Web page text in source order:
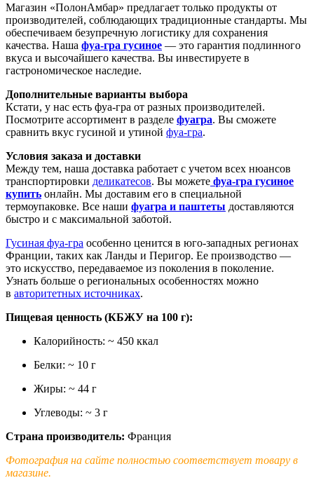
Магазин «ПолонАмбар» предлагает только продукты от
производителей, соблюдающих традиционные стандарты. Мы
обеспечиваем безупречную логистику для сохранения
качества. Наша фуа-гра гусиное — это гарантия подлинного
вкуса и высочайшего качества. Вы инвестируете в
гастрономическое наследие.
Дополнительные варианты выбора
Кстати, у нас есть фуа-гра от разных производителей.
Посмотрите ассортимент в разделе фуагра. Вы сможете
сравнить вкус гусиной и утиной фуа-гра.
Условия заказа и доставки
Между тем, наша доставка работает с учетом всех нюансов
транспортировки деликатесов. Вы можете фуа-гра гусиное
купить онлайн. Мы доставим его в специальной
термоупаковке. Все наши фуагра и паштеты доставляются
быстро и с максимальной заботой.
Гусиная фуа-гра особенно ценится в юго-западных регионах
Франции, таких как Ланды и Перигор. Ее производство —
это искусство, передаваемое из поколения в поколение.
Узнать больше о региональных особенностях можно
в авторитетных источниках.
Пищевая ценность (КБЖУ на 100 г):
Калорийность: ~ 450 ккал
Белки: ~ 10 г
Жиры: ~ 44 г
Углеводы: ~ 3 г
Страна производитель: Франция
Фотография на сайте полностью соответствует товару в
магазине.